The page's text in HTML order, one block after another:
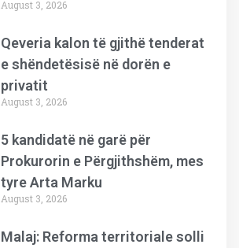
August 3, 2026
Qeveria kalon të gjithë tenderat
e shëndetësisë në dorën e
privatit
August 3, 2026
5 kandidatë në garë për
Prokurorin e Përgjithshëm, mes
tyre Arta Marku
August 3, 2026
Malaj: Reforma territoriale solli